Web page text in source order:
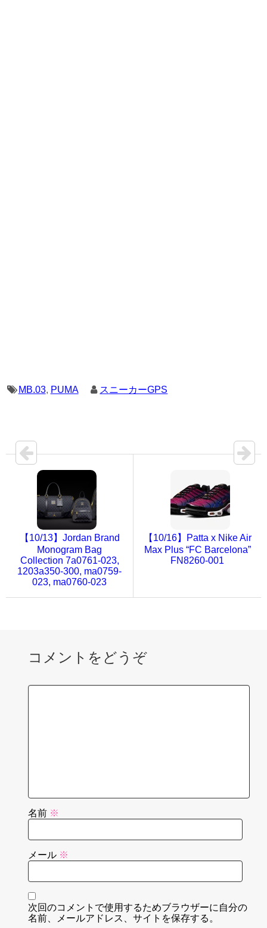
MB.03, PUMA スニーカーGPS
【10/13】Jordan Brand
Monogram Bag
Collection 7a0761-023,
1203a350-300, ma0759-
023, ma0760-023
【10/16】Patta x Nike Air
Max Plus “FC Barcelona”
FN8260-001
コメントをどうぞ
名前 ※
メール ※
次回のコメントで使用するためブラウザーに自分の
名前、メールアドレス、サイトを保存する。